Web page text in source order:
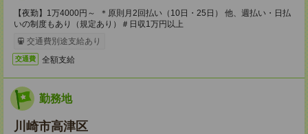
【夜勤】1万4000円～ ＊原則月2回払い（10日・25日） 他、週払い・日払
いの制度もあり（規定あり）＃日収1万円以上
交通費別途支給あり
交通費 全額支給
勤務地
川崎市高津区